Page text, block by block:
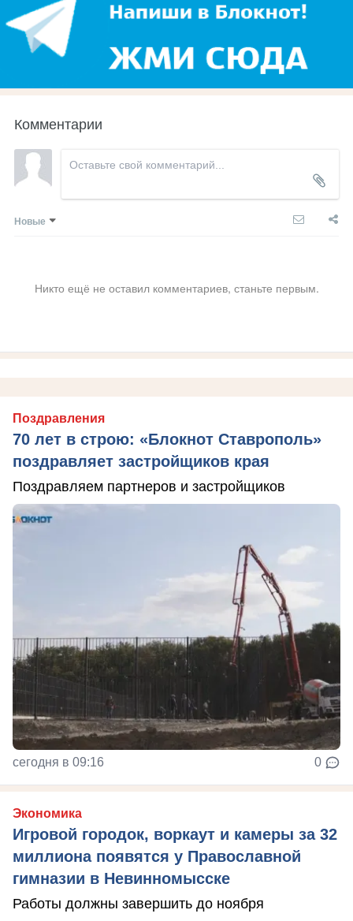
Комментарии
Новые
Никто ещё не оставил комментариев, станьте первым.
Поздравления
70 лет в строю: «Блокнот Ставрополь»
поздравляет застройщиков края
Поздравляем партнеров и застройщиков
сегодня в 09:16 0
Экономика
Игровой городок, воркаут и камеры за 32
миллиона появятся у Православной
гимназии в Невинномысске
Работы должны завершить до ноября